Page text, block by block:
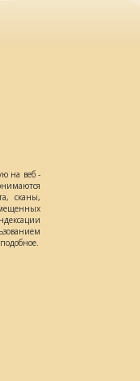
на веб -
сканы,